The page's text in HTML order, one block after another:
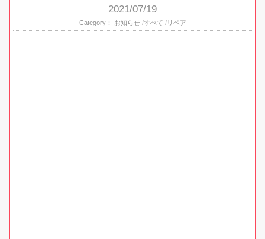
2021/07/19
Category： お知らせ すべて リペア